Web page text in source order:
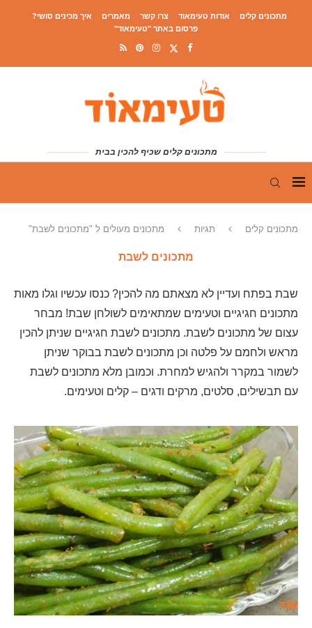
מתכונים קלים אודות טעימאוד צרו קשר מאמרים
איך מכינים סושי?
פרסום באתר "טעימאוד"
מתכונים קלים שכיף להכין בבית
מתכונים קלים תגיות מתכונים מעולים ל "מתכונים לשבת"
מתכונים לשבת
שבת בפתח ועדיין לא מצאתם מה להכין? כנסו עכשיו וגלו מאות
מתכונים חגיגיים וטעימים שמתאימים לשולחן שבת! מבחר
עצום של מתכונים לשבת. מתכונים לשבת חגיגיים שניתן להכין
מראש ולחמם על פלטה וכן מתכונים לשבת בבוקר שניתן
לשמור במקרר ולהגיש למחרת. וכמובן מלא מתכונים לשבת
עם תבשילים, סלטים, מרקים ודגים – קלים וטעימים.